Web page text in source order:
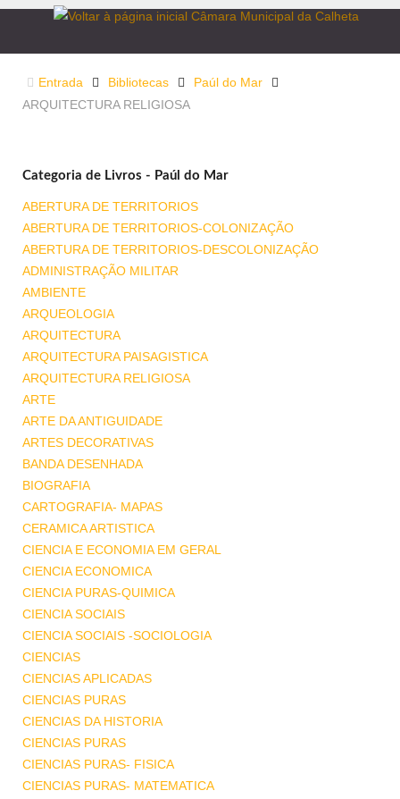
Entrada Bibliotecas
Paúl do Mar
ARQUITECTURA RELIGIOSA
Categoria de Livros - Paúl do Mar
ABERTURA DE TERRITORIOS
ABERTURA DE TERRITORIOS-COLONIZAÇÃO
ABERTURA DE TERRITORIOS-DESCOLONIZAÇÃO
ADMINISTRAÇÃO MILITAR
AMBIENTE
ARQUEOLOGIA
ARQUITECTURA
ARQUITECTURA PAISAGISTICA
ARQUITECTURA RELIGIOSA
ARTE
ARTE DA ANTIGUIDADE
ARTES DECORATIVAS
BANDA DESENHADA
BIOGRAFIA
CARTOGRAFIA- MAPAS
CERAMICA ARTISTICA
CIENCIA E ECONOMIA EM GERAL
CIENCIA ECONOMICA
CIENCIA PURAS-QUIMICA
CIENCIA SOCIAIS
CIENCIA SOCIAIS -SOCIOLOGIA
CIENCIAS
CIENCIAS APLICADAS
CIENCIAS PURAS
CIENCIAS DA HISTORIA
CIENCIAS PURAS
CIENCIAS PURAS- FISICA
CIENCIAS PURAS- MATEMATICA